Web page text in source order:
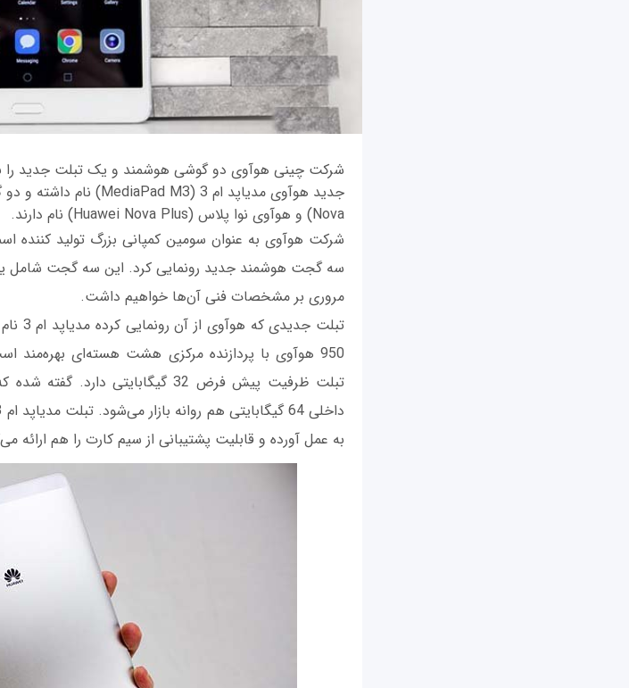
Nova) و هوآوی نوا پلاس (Huawei Nova Plus) نام دارند.
سه گجت هوشمند جدید رونمایی کرد. این سه گجت شامل
مروری بر مشخصات فنی آن‌ها خواهیم داشت.
تبلت ظرفیت پیش فرض 32 گیگابایتی
به عمل آورده و قابلیت پشتیبانی از سیم کارت را هم ارائه